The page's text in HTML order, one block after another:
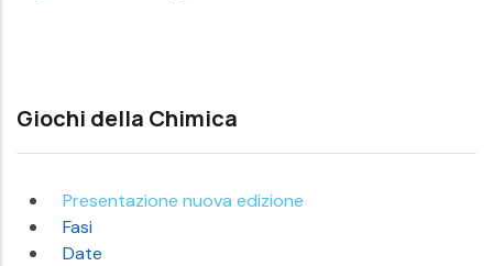
Giochi della Chimica
Presentazione nuova edizione
Fasi
Date